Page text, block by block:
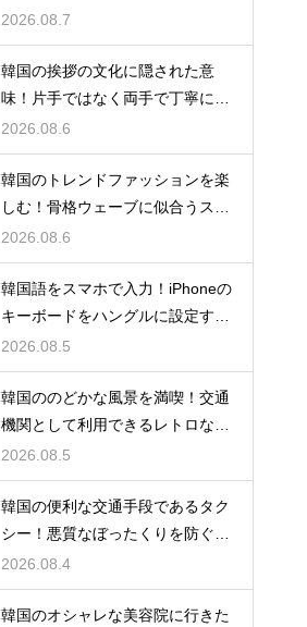
の一覧
2026.08.7
韓国の挨拶の文化に隠された意
味！片手ではなく両手で丁寧に握
手する理由
2026.08.6
韓国のトレンドファッションを楽
しむ！骨格ウェーブに似合うスタ
イルの特徴
2026.08.6
韓国語をスマホで入力！iPhoneの
キーボードをハングルに設定する
手順
2026.08.5
韓国ののどかな風景を満喫！交通
機関として利用できるレトロな観
光の馬車
2026.08.5
韓国の便利な交通手段であるタク
シー！悪質なぼったくりを防ぐ確
実な対策
2026.08.4
韓国のオシャレな美容院に行きた